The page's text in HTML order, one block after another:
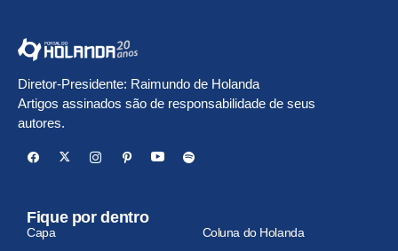
Diretor-Presidente: Raimundo de Holanda
Artigos assinados são de responsabilidade de seus
autores.
Fique por dentro
Capa
Coluna do Holanda